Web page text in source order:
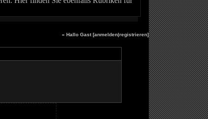
» Hallo Gast [anmelden|registrieren]